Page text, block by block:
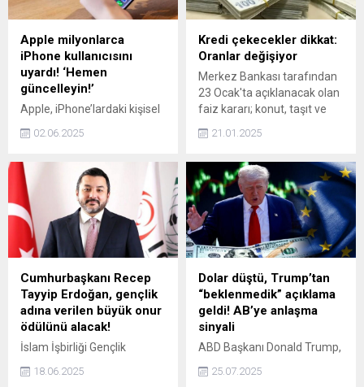
Apple milyonlarca
iPhone kullanıcısını
uyardı! ‘Hemen
güncelleyin!’
Apple, iPhone’lardaki kişisel
güvenlik açığını kapattı;
güncellemesinin acilen
yüklenmesini öneriyor.
02.06.2025
Kredi çekecekler dikkat:
Oranlar değişiyor
Merkez Bankası tarafından
23 Ocak'ta açıklanacak olan
faiz kararı; konut, taşıt ve
oranlarını etkileyerek
daha uygun koşullarda
karşılamalarını sağlayabilir.
Piyasalar, olası bir faiz
indirimiyle birlikte kredi
faizlerinde de önemli
düşüşler bekliyor.
21.01.2025
Cumhurbaşkanı Recep
Tayyip Erdoğan, gençlik
adına verilen büyük onur
ödülünü alacak!
İslam İşbirliği Gençlik
düzenlenecek “Büyük
18.06.2025
Dolar düştü, Trump’tan
“beklenmedik” açıklama
geldi! AB’ye anlaşma
sinyali
ABD Başkanı Donald Trump,
anlaşması olasılığının yüzde
25.07.2025